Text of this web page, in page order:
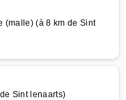
(malle) (à 8 km de Sint
Sint lenaarts)